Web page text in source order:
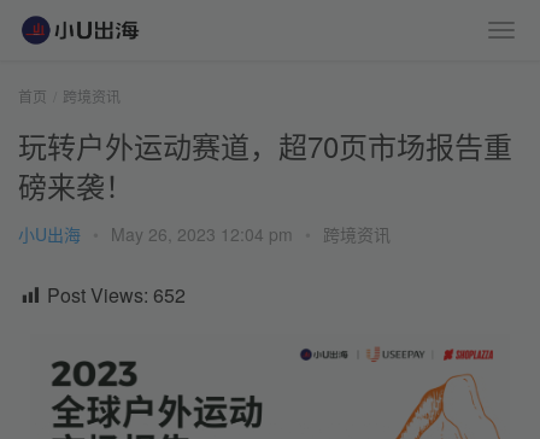
首页 跨境资讯
玩转户外运动赛道，超70页市场报告重
磅来袭！
小U出海 May 26, 2023 12:04 pm 跨境资讯
Post Views: 652